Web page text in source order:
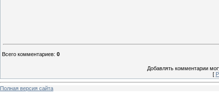
Всего комментариев: 0
Добавлять комментарии
[
Полная версия сайта